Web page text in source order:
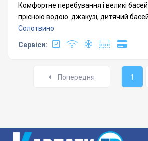
Комфортне перебування і великі
прісною водою. джакузі, дитячий
Солотвино
Сервіси:
Попередня 1